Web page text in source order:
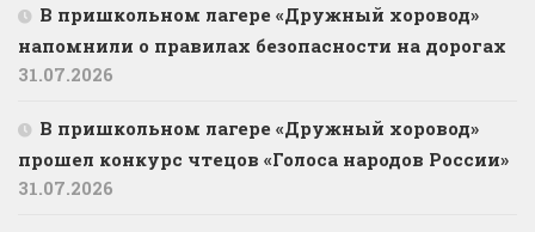
В пришкольном лагере «Дружный хоровод»
напомнили о правилах безопасности на дорогах
31.07.2026
В пришкольном лагере «Дружный хоровод»
прошел конкурс чтецов «Голоса народов России»
31.07.2026